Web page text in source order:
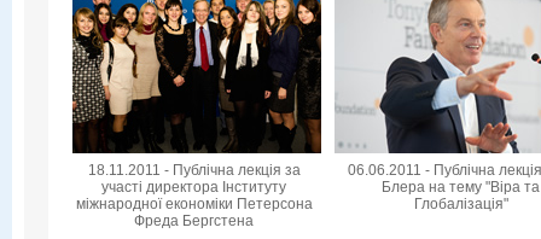
18.11.2011 - Публічна лекція за
участі директора Інституту
міжнародної економіки Петерсона
Фреда Бергстена
06.06.2011 - Публічна
Блера на тему "Віра та
Глобалізація"